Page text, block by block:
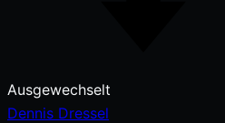
Ausgewechselt
Dennis Dressel